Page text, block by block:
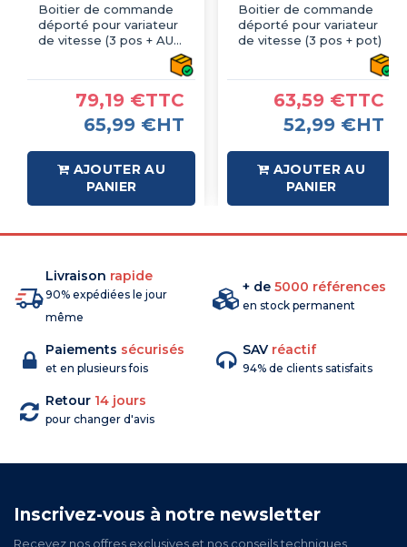
Boitier de commande
déporté pour variateur
de vitesse (3 pos + AU +
79,19 €TTC
65,99 €HT
AJOUTER AU
PANIER
Boitier de commande
déporté pour variateur
de vitesse (3 pos + pot)
63,59 €TTC
52,99 €HT
AJOUTER AU
PANIER
Livraison rapide
90% expédiées le jour
même
+ de 5000 références
en stock permanent
Paiements sécurisés
et en plusieurs fois
SAV réactif
94% de clients satisfaits
Retour 14 jours
pour changer d'avis
Inscrivez-vous à notre newsletter
Recevez nos offres exclusives et nos conseils techniques